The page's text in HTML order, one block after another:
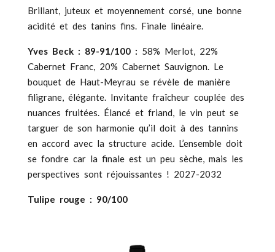
Brillant, juteux et moyennement corsé, une bonne
acidité et des tanins fins. Finale linéaire.
Yves Beck : 89-91/100 : 58% Merlot, 22%
Cabernet Franc, 20% Cabernet Sauvignon. Le
bouquet de Haut-Meyrau se révèle de manière
filigrane, élégante. Invitante fraîcheur couplée des
nuances fruitées. Élancé et friand, le vin peut se
targuer de son harmonie qu’il doit à des tannins
en accord avec la structure acide. L’ensemble doit
se fondre car la finale est un peu sèche, mais les
perspectives sont réjouissantes ! 2027-2032
Tulipe rouge : 90/100